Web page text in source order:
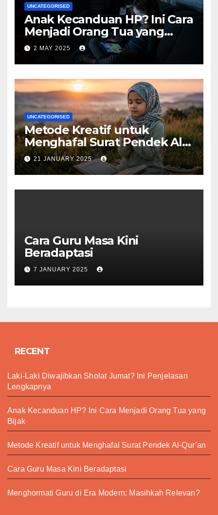
UNCATEGORISED
Anak Kecanduan HP? Ini Cara
Menjadi Orang Tua yang
Bijak
2 MAY 2025
UNCATEGORISED
Metode Kreatif untuk
Menghafal Surat Pendek Al-
Qur’an
21 JANUARY 2025
Cara Guru Masa Kini
Beradaptasi
7 JANUARY 2025
RECENT
Laki-Laki Diwajibkan Sholat Jumat? Ini Penjelasan
Lengkapnya
Anak Kecanduan HP? Ini Cara Menjadi Orang Tua yang
Bijak
Metode Kreatif untuk Menghafal Surat Pendek Al-Qur’an
Cara Guru Masa Kini Beradaptasi
Menghormati Guru di Era Modern: Masihkah Relevan?